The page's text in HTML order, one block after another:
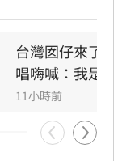
，最後由
氣氛推向最高
台灣囡仔來了
唱嗨喊：我是誰
11小時前